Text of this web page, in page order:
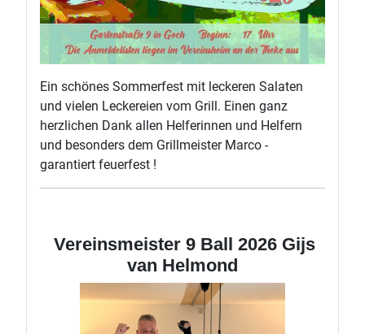
Ein schönes Sommerfest mit leckeren Salaten
und vielen Leckereien vom Grill. Einen ganz
herzlichen Dank allen Helferinnen und Helfern
und besonders dem Grillmeister Marco -
garantiert feuerfest !
Vereinsmeister 9 Ball 2026 Gijs
van Helmond